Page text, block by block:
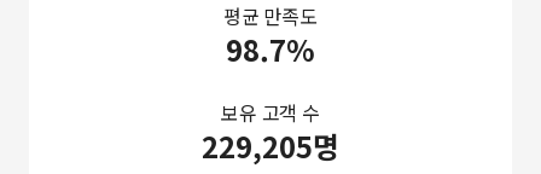
평균 만족도
98.7%
보유 고객 수
229,205명